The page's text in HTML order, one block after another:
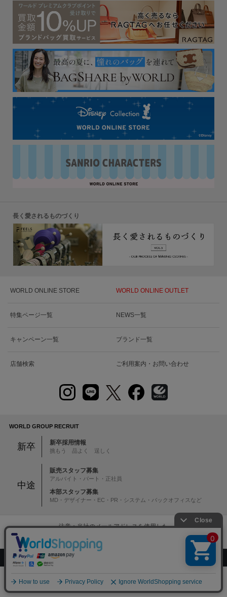
絞り込む
長く愛されるものづくり
WORLD ONLINE STORE WORLD ONLINE OUTLET
特集ページ一覧 NEWS一覧
キャンペーン一覧 ブランド一覧
店舗検索 ご利用案内・お問い合わせ
WORLD GROUP RECRUIT
新卒 新卒採用情報
挑もう 品よく 逞しく
中途
販売スタッフ募集
アルバイト・パート・正社員
本部スタッフ募集
MD・デザイナー・EC・PR・システム・バックオフィスなど
注意：当社のメールアドレスを使用した
偽装メールにご注意ください
ブランド一覧 店舗検索 企業情報 株主優待制度